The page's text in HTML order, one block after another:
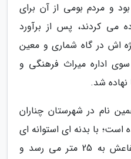
و مردم بومی از آن برای
می کردند، پس از برآورد
اش در گاه شماری و معین
اداره میراث فرهنگی و
نهاده شد.
نام در شهرستان چناران
با بدنه ای استوانه ای
شکل و گنبدی مخروطی، ارتفاعش به 25 متر می رسد و